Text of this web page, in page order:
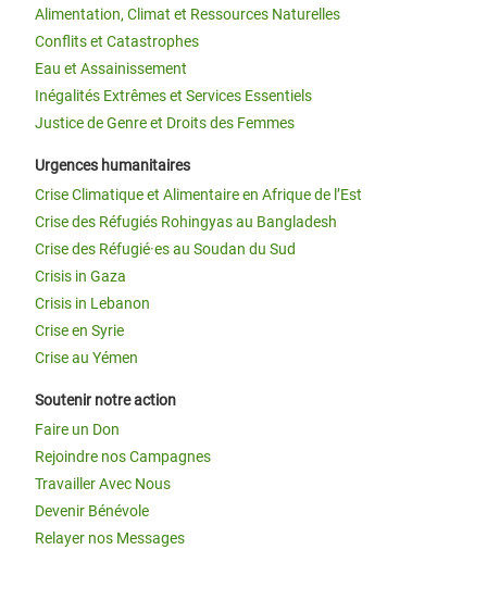
Alimentation, Climat et Ressources Naturelles
Conflits et Catastrophes
Eau et Assainissement
Inégalités Extrêmes et Services Essentiels
Justice de Genre et Droits des Femmes
Urgences humanitaires
Crise Climatique et Alimentaire en Afrique de l’Est
Crise des Réfugiés Rohingyas au Bangladesh
Crise des Réfugié·es au Soudan du Sud
Crisis in Gaza
Crisis in Lebanon
Crise en Syrie
Crise au Yémen
Soutenir notre action
Faire un Don
Rejoindre nos Campagnes
Travailler Avec Nous
Devenir Bénévole
Relayer nos Messages